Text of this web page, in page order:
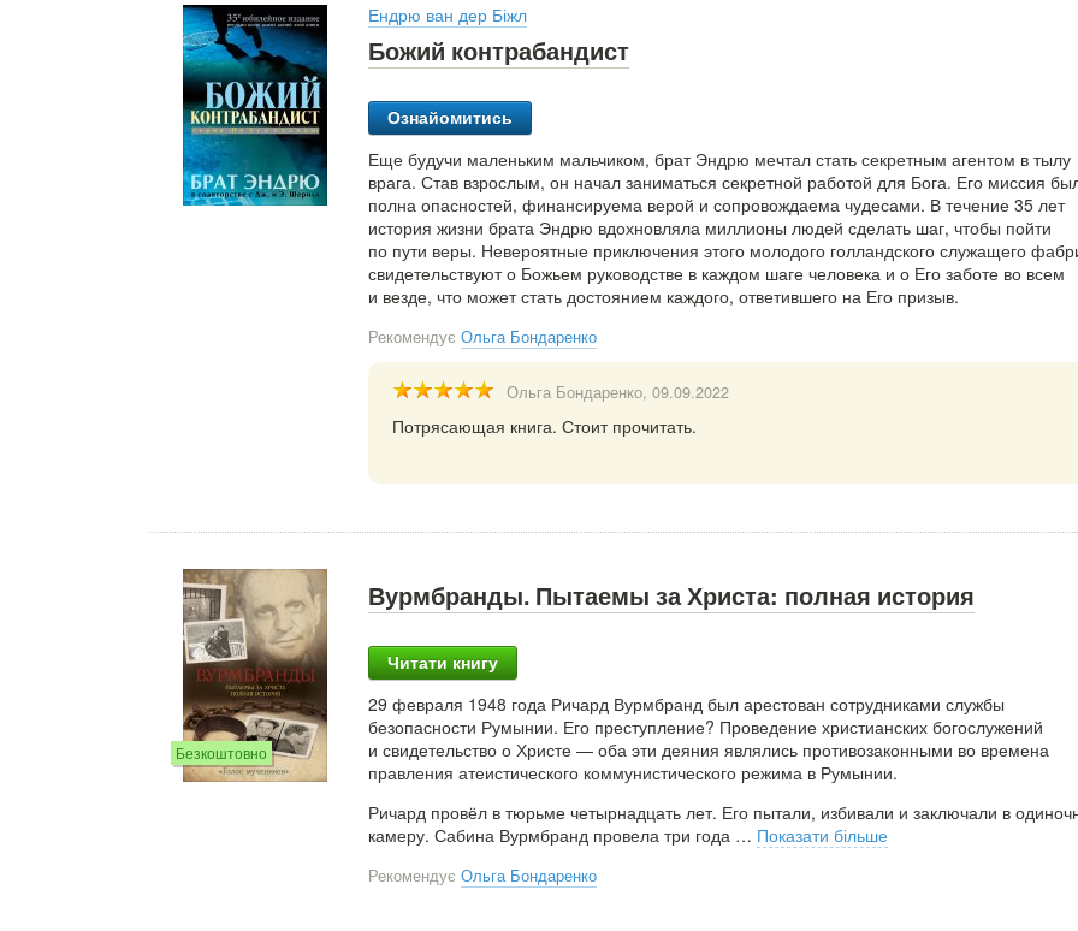
Ендрю ван дер Біжл
Божий контрабандист
Ознайомитись
Еще будучи маленьким мальчиком, брат Эндрю мечтал стать секретным агентом в тылу
врага. Став взрослым, он начал заниматься секретной работой для Бога. Его миссия
полна опасностей, финансируема верой и сопровождаема чудесами. В течение 35 лет
история жизни брата Эндрю вдохновляла миллионы людей сделать шаг, чтобы пойти
по пути веры. Невероятные приключения этого молодого голландского служащего
свидетельствуют о Божьем руководстве в каждом шаге человека и о Его заботе во всем
и везде, что может стать достоянием каждого, ответившего на Его призыв.
Рекомендує Ольга Бондаренко
Ольга Бондаренко, 09.09.2022
Потрясающая книга. Стоит прочитать.
Безкоштовно
Вурмбранды. Пытаемы за Христа: полная история
Читати книгу
29 февраля 1948 года Ричард Вурмбранд был арестован сотрудниками службы
безопасности Румынии. Его преступление? Проведение христианских богослужений
и свидетельство о Христе — оба эти деяния являлись противозаконными во времена
правления атеистического коммунистического режима в Румынии.
Ричард провёл в тюрьме четырнадцать лет. Его пытали, избивали и заключали в
камеру. Сабина Вурмбранд провела три года … Показати більше
Рекомендує Ольга Бондаренко